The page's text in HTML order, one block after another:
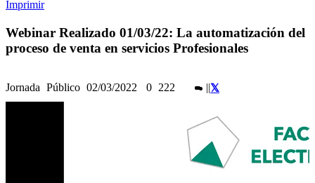
Imprimir
Webinar Realizado 01/03/22: La automatización del
proceso de venta en servicios Profesionales
Jornada Público 02/03/2022 0 222 ||